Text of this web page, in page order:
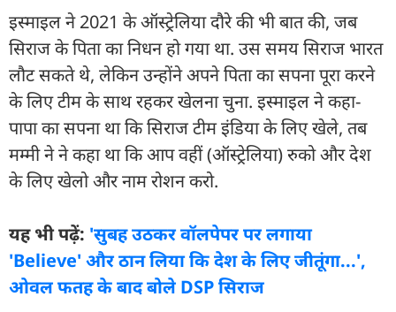
इस्माइल ने 2021 के ऑस्ट्रेलिया दौरे की भी बात की, जब
सिराज के पिता का निधन हो गया था. उस समय सिराज भारत
लौट सकते थे, लेकिन उन्होंने अपने पिता का सपना पूरा करने
के लिए टीम के साथ रहकर खेलना चुना. इस्माइल ने कहा-
पापा का सपना था कि सिराज टीम इंड‍िया के ल‍िए खेले, तब
मम्मी ने ने कहा था कि आप वहीं (ऑस्ट्रेल‍िया) रुको और देश
के ल‍िए खेलो और नाम रोशन करो.
यह भी पढ़ें: 'सुबह उठकर वॉलपेपर पर लगाया
'Believe' और ठान लिया कि देश के लिए जीतूंगा...',
ओवल फतह के बाद बोले DSP सिराज